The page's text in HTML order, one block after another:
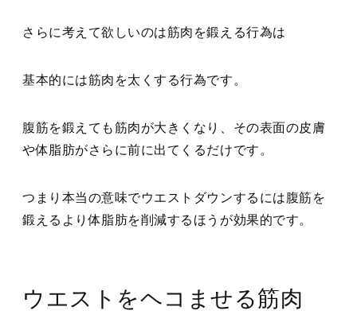
さらに考えて欲しいのは筋肉を鍛える行為は
基本的には筋肉を太くする行為です。
腹筋を鍛えても筋肉が大きくなり、その表面の皮膚
や体脂肪がさらに前に出てくるだけです。
つまり本当の意味でウエストダウンするには腹筋を
鍛えるより体脂肪を削減するほうが効果的です。
ウエストをヘコませる筋肉